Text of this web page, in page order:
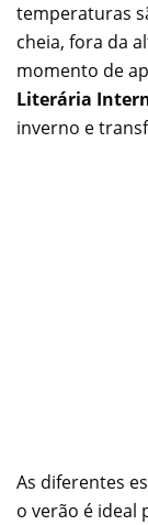
temperaturas
cheia, fora da
momento de
Literária
inverno e
As diferentes
o verão é ideal